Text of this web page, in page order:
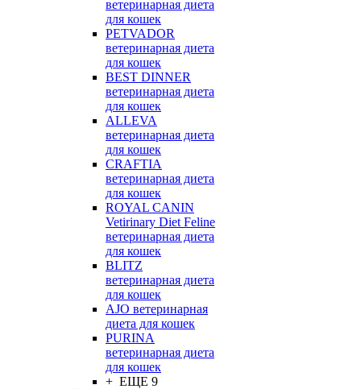
ветеринарная диета
для кошек
PETVADOR
ветеринарная диета
для кошек
BEST DINNER
ветеринарная диета
для кошек
ALLEVA
ветеринарная диета
для кошек
CRAFTIA
ветеринарная диета
для кошек
ROYAL CANIN
Vetirinary Diet Feline
ветеринарная диета
для кошек
BLITZ
ветеринарная диета
для кошек
AJO ветеринарная
диета для кошек
PURINA
ветеринарная диета
для кошек
+ ЕЩЕ 9